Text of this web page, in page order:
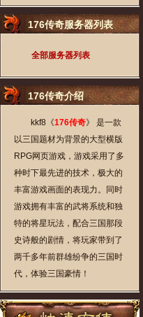
176传奇服务器列表
全部服务器列表
176传奇介绍
kkf8《176传奇》 是一款
以三国题材为背景的大型横版
RPG网页游戏，游戏采用了多
种时下最先进的技术，极大的
丰富游戏画面的表现力。同时
游戏拥有丰富的武将系统和独
特的将星玩法，配合三国那段
史诗般的剧情，将玩家带到了
两千多年前群雄纷争的三国时
代，体验三国豪情！